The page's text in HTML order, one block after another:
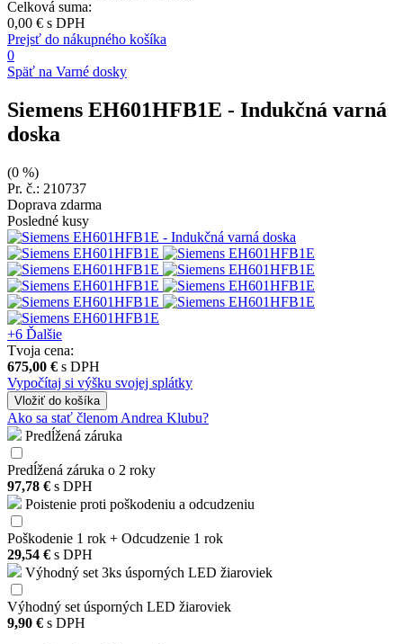
Celková suma:
0,00 € s DPH
Prejsť do nákupného košíka
0
Späť na Varné dosky
Siemens EH601HFB1E - Indukčná varná
doska
(0 %)
Pr. č.: 210737
Doprava zdarma
Posledné kusy
+6 Ďalšie
Tvoja cena:
675,00 € s DPH
Vypočítaj si výšku svojej splátky
Vložiť do košíka
Ako sa stať členom Andrea Klubu?
Predĺžená záruka
Predĺžená záruka o 2 roky
97,78 € s DPH
Poistenie proti poškodeniu a odcudzeniu
Poškodenie 1 rok + Odcudzenie 1 rok
29,54 € s DPH
Výhodný set 3ks úsporných LED žiaroviek
Výhodný set úsporných LED žiaroviek
9,90 € s DPH